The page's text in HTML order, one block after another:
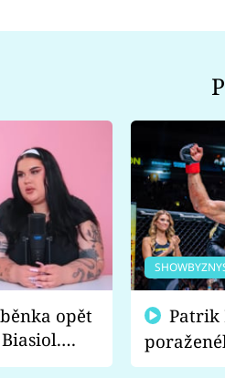
opět
a
fanoušci